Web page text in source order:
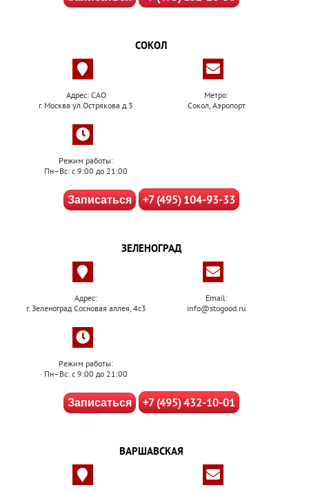
СОКОЛ
Адрес: САО
г. Москва ул.Острякова д.3
Метро:
Сокол, Аэропорт
Режим работы:
Пн–Вс: с 9:00 до 21:00
Записаться +7 (495) 104-93-33
ЗЕЛЕНОГРАД
Адрес:
г. Зеленоград Сосновая аллея, 4с3
Email:
info@stogood.ru
Режим работы:
Пн–Вс: с 9:00 до 21:00
Записаться +7 (495) 432-10-01
ВАРШАВСКАЯ